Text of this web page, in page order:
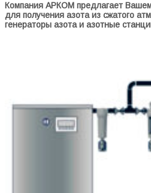
Компания АРКОМ предлагает
для получения азота из сжатого
генераторы азота и азотные